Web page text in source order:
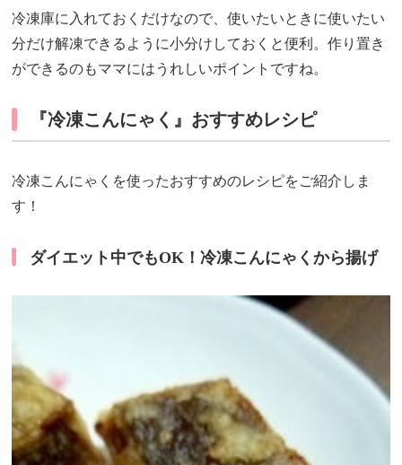
冷凍庫に入れておくだけなので、使いたいときに使いたい
分だけ解凍できるように小分けしておくと便利。作り置き
ができるのもママにはうれしいポイントですね。
『冷凍こんにゃく』おすすめレシピ
冷凍こんにゃくを使ったおすすめのレシピをご紹介しま
す！
ダイエット中でもOK！冷凍こんにゃくから揚げ